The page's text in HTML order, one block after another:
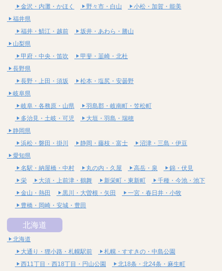
金沢・内灘・かほく
野々市・白山
小松・加賀・能美
福井県
福井・鯖江・越前
坂井・あわら・勝山
山梨県
甲府・中央・笛吹
甲斐・韮崎・北杜
長野県
長野・上田・須坂
松本・塩尻・安曇野
岐阜県
岐阜・各務原・山県
羽島郡・岐南町・笠松町
多治見・土岐・可児
大垣・羽島・瑞穂
静岡県
浜松・磐田・掛川
静岡・藤枝・富士
沼津・三島・伊豆
愛知県
名駅・納屋橋・中村
丸の内・久屋 高岳・泉
錦・伏見
栄
大須・上前津・鶴舞 新栄町・東新町
千種・今池・池下
金山・熱田
黒川・大曽根・矢田
一宮・春日井・小牧
豊橋・岡崎・安城・豊田
北海道
北海道
大通り・狸小路・札幌駅前
札幌・すすきの・中島公園
西11丁目・西18丁目・円山公園
北18条・北24条・麻生町